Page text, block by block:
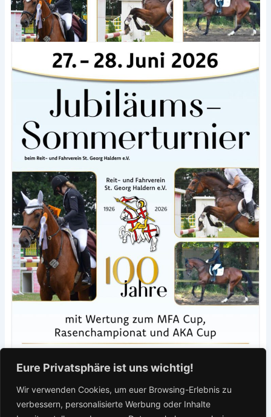
Eure Privatsphäre ist uns wichtig!
Wir verwenden Cookies, um euer Browsing-Erlebnis zu
verbessern, personalisierte Werbung oder Inhalte